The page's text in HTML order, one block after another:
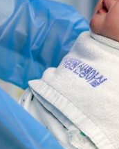
리 수요 선제 대
VC 입단
'5승 2무'
감
에 마쳐
40도
정본부장 기소